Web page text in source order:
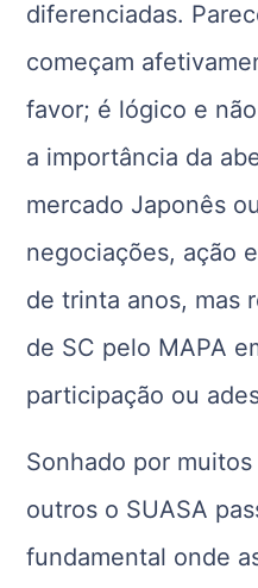
diferenciadas.
começam
favor; é lógico e
a importância da
mercado Japonês
negociações, ação
de trinta anos, mas
de SC pelo MAPA
participação ou
Sonhado por
outros o SUASA
fundamental onde